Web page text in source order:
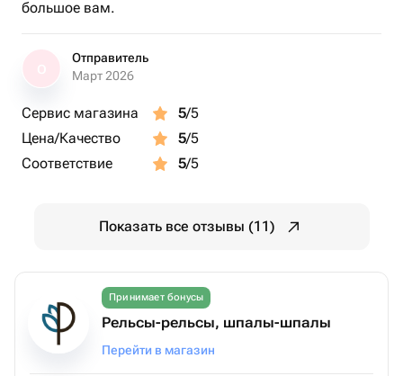
большое вам.
Отправитель
Март 2026
Сервис магазина 5/5
Цена/Качество
5/5
Соответствие
5/5
Показать все отзывы (11)
Принимает бонусы
Рельсы-рельсы, шпалы-шпалы
Перейти в магазин